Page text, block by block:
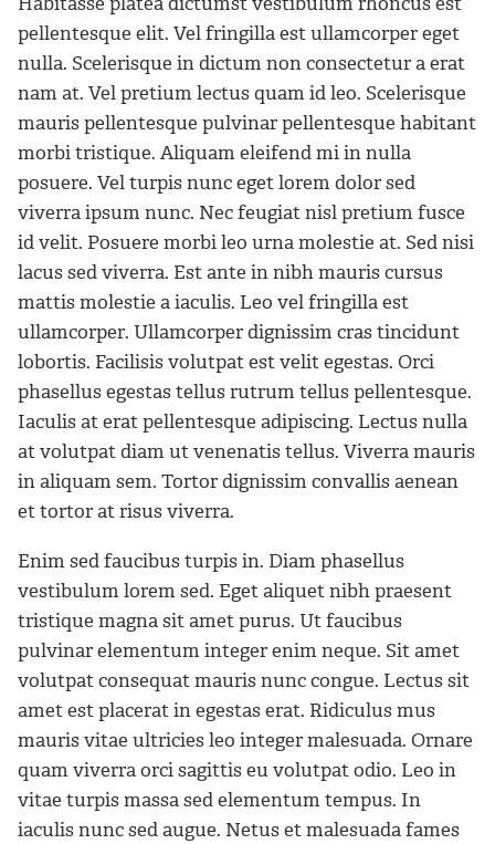
pellentesque elit. Vel fringilla est ullamcorper eget
nulla. Scelerisque in dictum non consectetur a erat
nam at. Vel pretium lectus quam id leo. Scelerisque
mauris pellentesque pulvinar pellentesque habitant
morbi tristique. Aliquam eleifend mi in nulla
posuere. Vel turpis nunc eget lorem dolor sed
viverra ipsum nunc. Nec feugiat nisl pretium fusce
id velit. Posuere morbi leo urna molestie at. Sed nisi
lacus sed viverra. Est ante in nibh mauris cursus
mattis molestie a iaculis. Leo vel fringilla est
ullamcorper. Ullamcorper dignissim cras tincidunt
lobortis. Facilisis volutpat est velit egestas. Orci
phasellus egestas tellus rutrum tellus pellentesque.
Iaculis at erat pellentesque adipiscing. Lectus nulla
at volutpat diam ut venenatis tellus. Viverra mauris
in aliquam sem. Tortor dignissim convallis aenean
et tortor at risus viverra.
Enim sed faucibus turpis in. Diam phasellus
vestibulum lorem sed. Eget aliquet nibh praesent
tristique magna sit amet purus. Ut faucibus
pulvinar elementum integer enim neque. Sit amet
volutpat consequat mauris nunc congue. Lectus sit
amet est placerat in egestas erat. Ridiculus mus
mauris vitae ultricies leo integer malesuada. Ornare
quam viverra orci sagittis eu volutpat odio. Leo in
vitae turpis massa sed elementum tempus. In
iaculis nunc sed augue. Netus et malesuada fames